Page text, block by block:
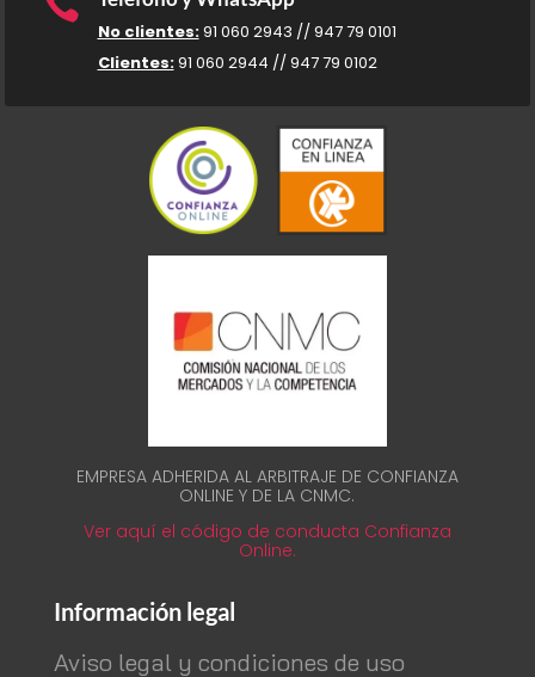
No clientes:91 060 2943 // 947 79 0101
Clientes:91 060 2944 // 947 79 0102
EMPRESA ADHERIDA AL ARBITRAJE DE CONFIANZA
ONLINE Y DE LA CNMC.
Ver aquí el código de conducta Confianza
Online.
Información legal
Aviso legal y condiciones de uso